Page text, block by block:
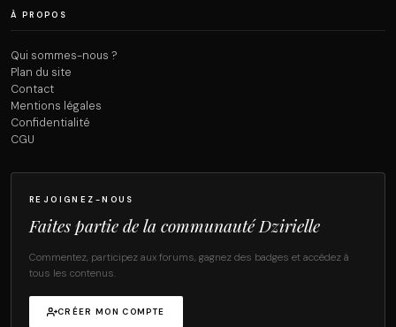
À PROPOS
Qui sommes-nous ?
Plan du site
Contact
Mentions légales
Confidentialité
CGU
REJOIGNEZ-NOUS
Faites partie de la communauté Dzirielle
Commentez, participez aux forums, gagnez des badges et accédez à
tous les contenus.
CRÉER MON COMPTE